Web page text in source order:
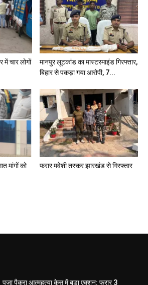
में चार लोगों
मानपुर लूटकांड का मास्टरमाइंड गिरफ्तार,
बिहार से पकड़ा गया आरोपी, 7...
मांगों को
फरार मवेशी तस्कर झारखंड से गिरफ्तार
पूजा पैकरा आत्महत्या केस में बड़ा एक्शन: फरार 3